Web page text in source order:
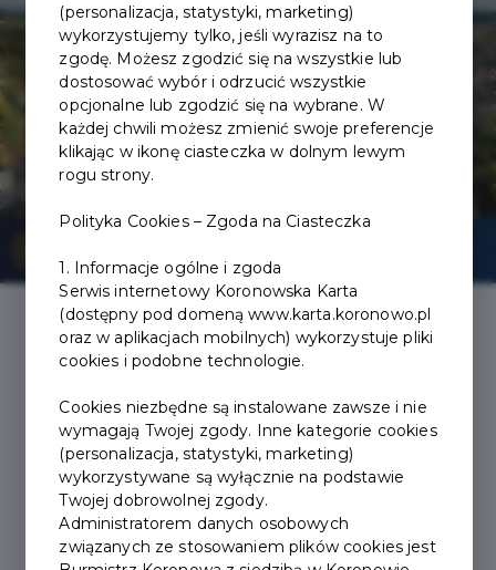
Aktualności
(personalizacja, statystyki, marketing)
wykorzystujemy tylko, jeśli wyrazisz na to
zgodę. Możesz zgodzić się na wszystkie lub
dostosować wybór i odrzucić wszystkie
opcjonalne lub zgodzić się na wybrane. W
każdej chwili możesz zmienić swoje preferencje
klikając w ikonę ciasteczka w dolnym lewym
rogu strony.
Polityka Cookies – Zgoda na Ciasteczka
1. Informacje ogólne i zgoda
Serwis internetowy Koronowska Karta
(dostępny pod domeną www.karta.koronowo.pl
oraz w aplikacjach mobilnych) wykorzystuje pliki
cookies i podobne technologie.
Cookies niezbędne są instalowane zawsze i nie
wymagają Twojej zgody. Inne kategorie cookies
(personalizacja, statystyki, marketing)
wykorzystywane są wyłącznie na podstawie
Twojej dobrowolnej zgody.
Administratorem danych osobowych
związanych ze stosowaniem plików cookies jest